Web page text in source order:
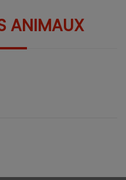
ANIMAUX